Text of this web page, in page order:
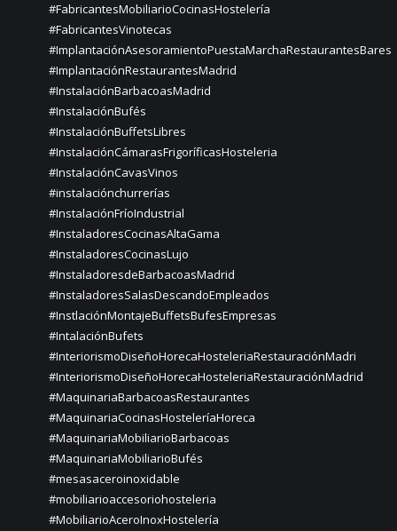
#FabricantesMobiliarioCocinasHostelería
#FabricantesVinotecas
#ImplantaciónAsesoramientoPuestaMarchaRestaurantesBares
#ImplantaciónRestaurantesMadrid
#InstalaciónBarbacoasMadrid
#InstalaciónBufés
#InstalaciónBuffetsLibres
#InstalaciónCámarasFrigoríficasHosteleria
#InstalaciónCavasVinos
#instalaciónchurrerías
#InstalaciónFríoIndustrial
#InstaladoresCocinasAltaGama
#InstaladoresCocinasLujo
#InstaladoresdeBarbacoasMadrid
#InstaladoresSalasDescandoEmpleados
#InstlaciónMontajeBuffetsBufesEmpresas
#IntalaciónBufets
#InteriorismoDiseñoHorecaHosteleriaRestauraciónMadri
#InteriorismoDiseñoHorecaHosteleriaRestauraciónMadrid
#MaquinariaBarbacoasRestaurantes
#MaquinariaCocinasHosteleríaHoreca
#MaquinariaMobiliarioBarbacoas
#MaquinariaMobiliarioBufés
#mesasaceroinoxidable
#mobiliarioaccesoriohosteleria
#MobiliarioAceroInoxHostelería